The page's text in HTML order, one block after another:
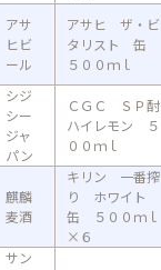
アサ
ヒビ
ール
アサヒ ザ・ビ
タリスト 缶
５００ｍｌ
シジ
シー
ジャ
パン
ＣＧＣ ＳＰ酎
ハイレモン ５
００ｍｌ
麒麟
麦酒
キリン 一番搾
り ホワイト
缶 ５００ｍｌ
×６
サン